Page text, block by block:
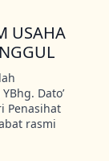
USAHA
Dato’
Penasihat
rasmi